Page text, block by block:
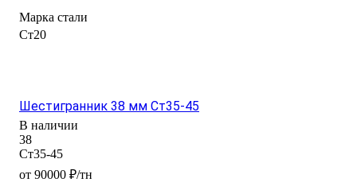
Марка стали
Ст20
Шестигранник 38 мм Ст35-45
В наличии
38
Ст35-45
от 90000 ₽/тн